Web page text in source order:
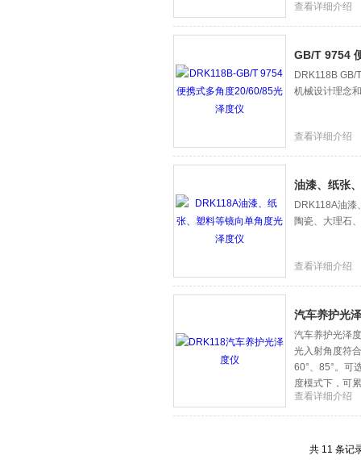
查看详细介绍
GB/T 9754
DRK118B GB/
机械设计理念
查看详细介绍
油漆、纸张
DRK118A油漆
陶瓷、大理石
查看详细介绍
汽车养护光
汽车养护光泽
光入射角度符
60°、85°。可
度模式下，可
查看详细介绍
共 11 条记